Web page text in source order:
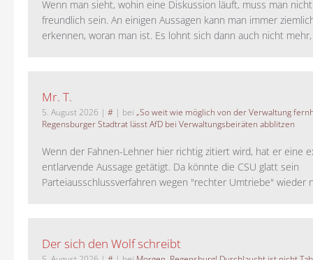
Wenn man sieht, wohin eine Diskussion läuft, muss man
freundlich sein. An einigen Aussagen kann man immer
erkennen, woran man ist. Es lohnt sich dann auch nicht mehr,
Mr. T.
5. August 2026 | # | bei „So weit wie möglich von der Verwaltung
Regensburger Stadtrat lässt AfD bei Verwaltungsbeiräten abblitzen
Wenn der Fahnen-Lehner hier richtig zitiert wird, hat er eine
entlarvende Aussage getätigt. Da könnte die CSU glatt sein
Parteiausschlussverfahren wegen "rechter Umtriebe" wieder
Der sich den Wolf schreibt